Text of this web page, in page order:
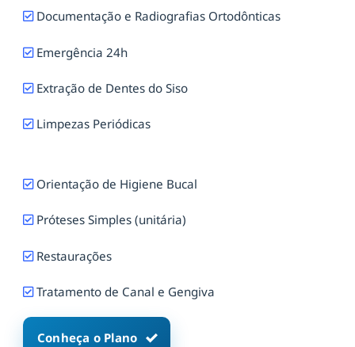
Documentação e Radiografias Ortodônticas
Emergência 24h
Extração de Dentes do Siso
Limpezas Periódicas
Orientação de Higiene Bucal
Próteses Simples (unitária)
Restaurações
Tratamento de Canal e Gengiva
Conheça o Plano